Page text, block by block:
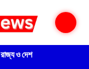
রাজ্য ও দেশ